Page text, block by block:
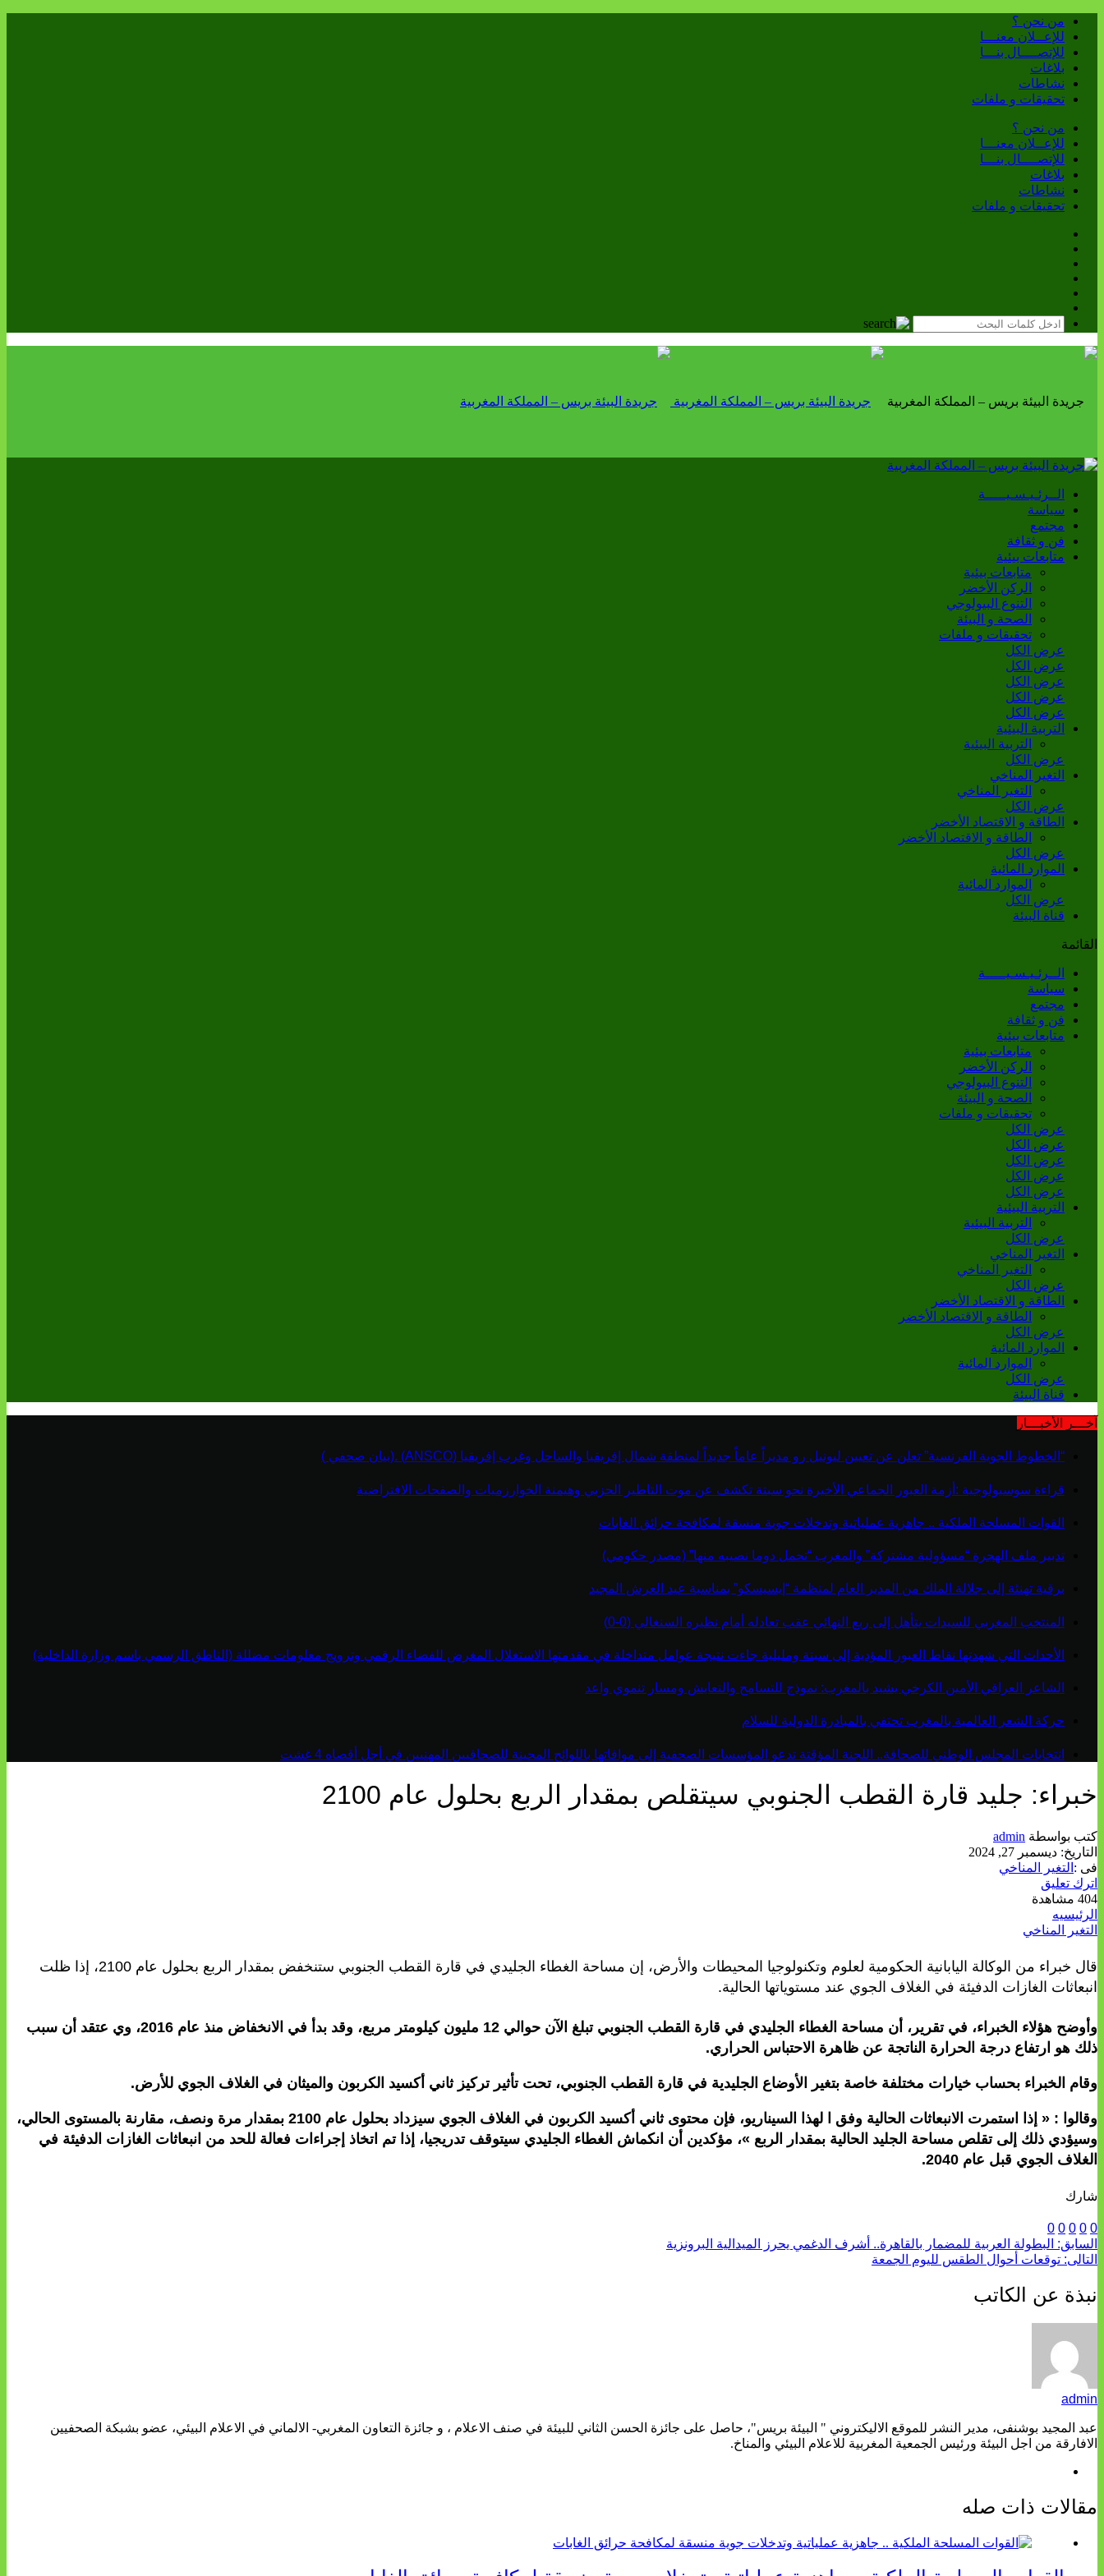
من نحن ؟
للإعــلان معنـــا
للإتصــــال بنـــا
بلاغات
نشاطات
تحقيقات و ملفات
من نحن ؟
للإعــلان معنـــا
للإتصــــال بنـــا
بلاغات
نشاطات
تحقيقات و ملفات
الــرئـيـسـيـــــة
سياسة
مجتمع
فن و ثقافة
متابعات بيئية
متابعات بيئية
الركن الأخضر
التنوع البيولوجي
الصحة و البيئة
تحقيقات و ملفات
عرض الكل
عرض الكل
عرض الكل
عرض الكل
عرض الكل
التربية البيئية
التربية البيئية
عرض الكل
التغير المناخي
التغير المناخي
عرض الكل
الطاقة و الاقتصاد الأخضر
الطاقة و الاقتصاد الأخضر
عرض الكل
الموارد المائية
الموارد المائية
عرض الكل
قناة البيئة
القائمة
الــرئـيـسـيـــــة
سياسة
مجتمع
فن و ثقافة
متابعات بيئية
متابعات بيئية
الركن الأخضر
التنوع البيولوجي
الصحة و البيئة
تحقيقات و ملفات
عرض الكل
عرض الكل
عرض الكل
عرض الكل
عرض الكل
التربية البيئية
التربية البيئية
عرض الكل
التغير المناخي
التغير المناخي
عرض الكل
الطاقة و الاقتصاد الأخضر
الطاقة و الاقتصاد الأخضر
عرض الكل
الموارد المائية
الموارد المائية
عرض الكل
قناة البيئة
آخـــر الأخبـــار
“الخطوط الجوية الفرنسية” تعلن عن تعيين ليونيل رو مديراً عاماً جديداً لمنطقة شمال إفريقيا والساحل وغرب إفريقيا (ANSCO) .(بيان صحفي )
قراءة سوسيولوجية :أزمة العبور الجماعي الأخيرة نحو سبتة تكشف عن موت التاطير الحزبي وهيمنة الخوارزميات والصفحات الافتراضية
القوات المسلحة الملكية .. جاهزية عملياتية وتدخلات جوية منسقة لمكافحة حرائق الغابات
تدبير ملف الهجرة “مسؤولية مشتركة” والمغرب “تحمل دوما نصيبه منها” (مصدر حكومي)
برقية تهنئة إلى جلالة الملك من المدير العام لمنظمة “إيسيسكو” بمناسبة عيد العرش المجيد
المنتخب المغربي للسيدات يتأهل إلى ربع النهائي عقب تعادله أمام نظيره السنغالي (0-0)
الأحداث التي شهدتها نقاط العبور المؤدية إلى سبتة ومليلية جاءت نتيجة عوامل متداخلة في مقدمتها الاستغلال المغرض للفضاء الرقمي وترويج معلومات مضللة (الناطق الرسمي باسم وزارة الداخلية)
الشاعر العراقي الأمين الكرخي يشيد بالمغرب: نموذج للتسامح والتعايش ومسار تنموي واعد
حركة الشعر العالمية بالمغرب تحتفي بالمبادرة الدولية للسلام
انتخابات المجلس الوطني للصحافة.. اللجنة المؤقتة تدعو المؤسسات الصحفية إلى موافاتها باللوائح المحينة للصحافيين المهنيين في أجل أقصاه 4 غشت
خبراء: جليد قارة القطب الجنوبي سيتقلص بمقدار الربع بحلول عام 2100
كتب بواسطة admin
التاريخ: ديسمبر 27, 2024
فى : التغير المناخي
اترك تعليق
404 مشاهدة
الرئيسيه
التغير المناخي
قال خبراء من الوكالة اليابانية الحكومية لعلوم وتكنولوجيا المحيطات والأرض، إن مساحة الغطاء الجليدي في قارة القطب الجنوبي ستنخفض بمقدار الربع بحلول عام 2100، إذا ظلت
انبعاثات الغازات الدفيئة في الغلاف الجوي عند مستوياتها الحالية.
وأوضح هؤلاء الخبراء، في تقرير، أن مساحة الغطاء الجليدي في قارة القطب الجنوبي تبلغ الآن حوالي 12 مليون كيلومتر مربع، وقد بدأ في الانخفاض منذ عام 2016، وي عتقد أن سبب
ذلك هو ارتفاع درجة الحرارة الناتجة عن ظاهرة الاحتباس الحراري.
وقام الخبراء بحساب خيارات مختلفة خاصة بتغير الأوضاع الجليدية في قارة القطب الجنوبي، تحت تأثير تركيز ثاني أكسيد الكربون والميثان في الغلاف الجوي للأرض.
وقالوا : « إذا استمرت الانبعاثات الحالية وفق ا لهذا السيناريو، فإن محتوى ثاني أكسيد الكربون في الغلاف الجوي سيزداد بحلول عام 2100 بمقدار مرة ونصف، مقارنة بالمستوى الحالي،
وسيؤدي ذلك إلى تقلص مساحة الجليد الحالية بمقدار الربع »، مؤكدين أن انكماش الغطاء الجليدي سيتوقف تدريجيا، إذا تم اتخاذ إجراءات فعالة للحد من انبعاثات الغازات الدفيئة في
الغلاف الجوي قبل عام 2040.
شارك
0
0
0
0
0
السابق: البطولة العربية للمضمار بالقاهرة.. أشرف الدغمي يحرز الميدالية البرونزية
التالى: توقعات أحوال الطقس لليوم الجمعة
نبذة عن الكاتب
admin
عبد المجيد بوشنفى، مدير النشر للموقع الاليكتروني " البيئة بريس"، حاصل على جائزة الحسن الثاني للبيئة في صنف الاعلام ، و جائزة التعاون المغربي- الالماني في الاعلام البيئي، عضو بشبكة الصحفيين
الافارقة من اجل البيئة ورئيس الجمعية المغربية للاعلام البيئي والمناخ.
مقالات ذات صله